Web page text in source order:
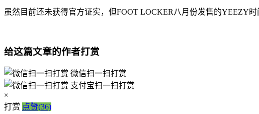
虽然目前还未获得官方证实，但FOOT LOCKER八月份发售的YEEZY
给这篇文章的作者打赏
微信扫一扫打赏
支付宝扫一扫打赏
×
打赏 点赞(36)